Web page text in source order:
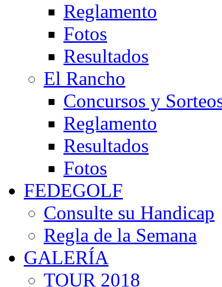
Reglamento
Fotos
Resultados
El Rancho
Concursos y
Reglamento
Resultados
Fotos
FEDEGOLF
Consulte su Handicap
Regla de la Semana
GALERÍA
TOUR 2018